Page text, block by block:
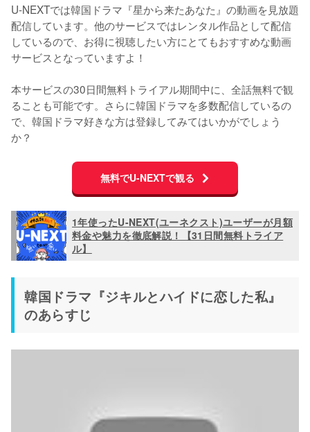
U-NEXTでは韓国ドラマ『星から来たあなた』の動画を見放題
配信しています。他のサービスではレンタル作品として配信
しているので、お得に視聴したい方にとてもおすすめな動画
サービスとなっていますよ！
本サービスの30日間無料トライアル期間中に、全話無料で観
ることも可能です。さらに韓国ドラマを多数配信しているの
で、韓国ドラマ好きな方は登録してみてはいかがでしょう
か？
無料でU-NEXTで観る
1年使ったU-NEXT(ユーネクスト)ユーザーが月額
料金や魅力を徹底解説！【31日間無料トライア
ル】
韓国ドラマ『ジキルとハイドに恋した私』
のあらすじ